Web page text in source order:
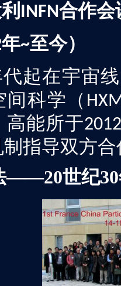
INFN合作会
年~至今）
起在宇宙
间科学（
高能所于
指导双方合
——20世纪30